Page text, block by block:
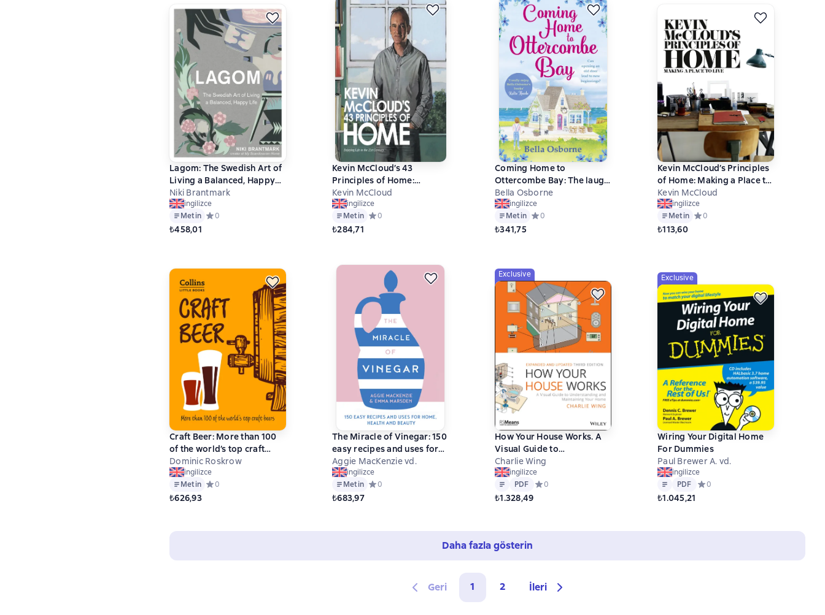
Lagom: The Swedish Art of
Living a Balanced, Happy
Life Niki Brantmark
ingilizce
Metin Средний рейтинг 0 на основе 0 оценок
0
₺458,01
Kevin McCloud’s 43
Principles of Home:
Enjoying Life in the 21st
Century
Kevin McCloud
ingilizce
Metin Средний рейтинг 0 на основе 0 оценок
0
₺284,71
Coming Home to
Ottercombe Bay: The laugh
out loud romantic comedy
of the year
Bella Osborne
ingilizce
Metin Средний рейтинг 0 на основе 0 оценок
0
₺341,75
Kevin McCloud’s Principles
of Home: Making a Place to
Live
Kevin McCloud
ingilizce
Metin Средний рейтинг 0 на основе 0
0
₺113,60
Craft Beer: More than 100
of the world’s top craft
beers
Dominic Roskrow
ingilizce
Metin Средний рейтинг 0 на основе 0 оценок
0
₺626,93
The Miracle of Vinegar: 150
easy recipes and uses for
home, health and beauty
Aggie MacKenzie vd.
ingilizce
Metin Средний рейтинг 0 на основе 0 оценок
0
₺683,97
Exclusive
How Your House Works. A
Visual Guide to
Understanding and
Maintaining Your Home
Charlie Wing
ingilizce
Metin
PDF
PDF Средний рейтинг 0 на основе 0 оценок
0
₺1.328,49
Exclusive
Wiring Your Digital Home
For Dummies
Paul Brewer A. vd.
ingilizce
Metin
PDF
PDF Средний рейтинг 0 на основе 0
0
₺1.045,21
Daha fazla gösterin
Geri 1 2 İleri